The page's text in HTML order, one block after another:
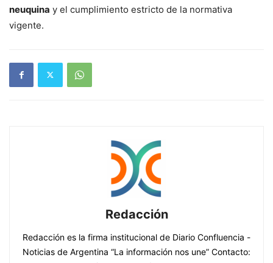
neuquina y el cumplimiento estricto de la normativa
vigente.
Redacción
Redacción es la firma institucional de Diario Confluencia -
Noticias de Argentina “La información nos une” Contacto: